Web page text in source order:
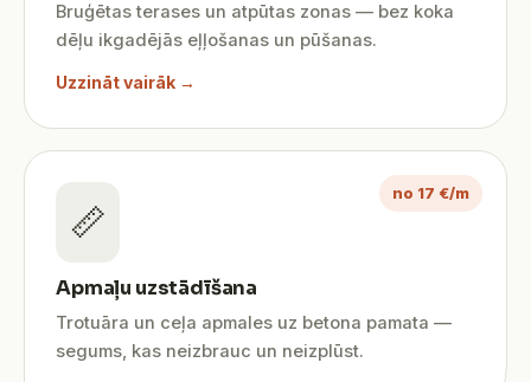
Bruģētas terases un atpūtas zonas — bez koka
dēļu ikgadējās eļļošanas un pūšanas.
Uzzināt vairāk →
no 17 €/m
📏
Apmaļu uzstādīšana
Trotuāra un ceļa apmales uz betona pamata —
segums, kas neizbrauc un neizplūst.